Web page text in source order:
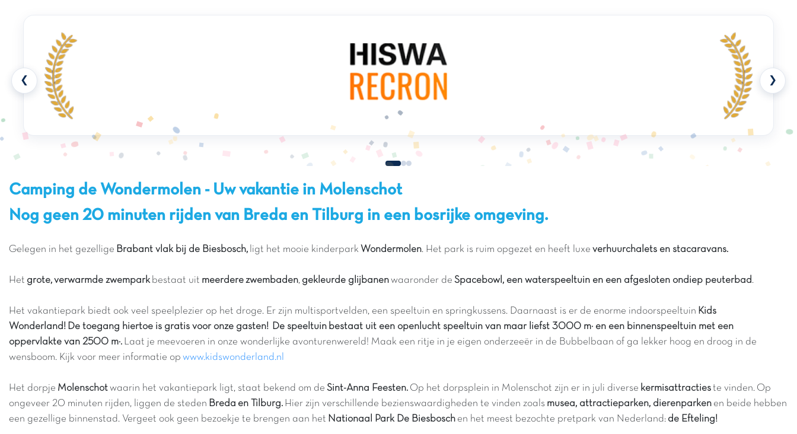
❮ ❯
Camping de Wondermolen - Uw vakantie in Molenschot
Nog geen 20 minuten rijden van Breda en Tilburg in een bosrijke omgeving.
Gelegen in het gezellige Brabant vlak bij de Biesbosch, ligt het mooie kinderpark Wondermolen. Het park is ruim opgezet en heeft luxe verhuurchalets en stacaravans.
Het grote, verwarmde zwemparkbestaat uit meerdere zwembaden, gekleurde glijbanenwaaronder de Spacebowl, een waterspeeltuin en een afgesloten ondiep peuterbad.
Het vakantiepark biedt ook veel speelplezier op het droge. Er zijn multisportvelden, een speeltuin en springkussens. Daarnaast is er de enorme indoorspeeltuin Kids
Wonderland! De toegang hiertoe is gratis voor onze gasten! De speeltuin bestaat uit een openlucht speeltuin van maar liefst 3000 m² en een binnenspeeltuin met een
oppervlakte van 2500 m². Laat je meevoeren in onze wonderlijke avonturenwereld! Maak een ritje in je eigen onderzeeër in de Bubbelbaan of ga lekker hoog en droog in de
wensboom. Kijk voor meer informatie op www.kidswonderland.nl
Het dorpje Molenschotwaarin het vakantiepark ligt, staat bekend om de Sint-Anna Feesten. Op het dorpsplein in Molenschot zijn er in juli diverse kermisattractieste vinden. Op
ongeveer 20 minuten rijden, liggen de steden Breda en Tilburg. Hier zijn verschillende bezienswaardigheden te vinden zoals musea, attractieparken, dierenparken en beide hebben
een gezellige binnenstad. Vergeet ook geen bezoekje te brengen aan het Nationaal Park De Biesbosch en het meest bezochte pretpark van Nederland: de Efteling!